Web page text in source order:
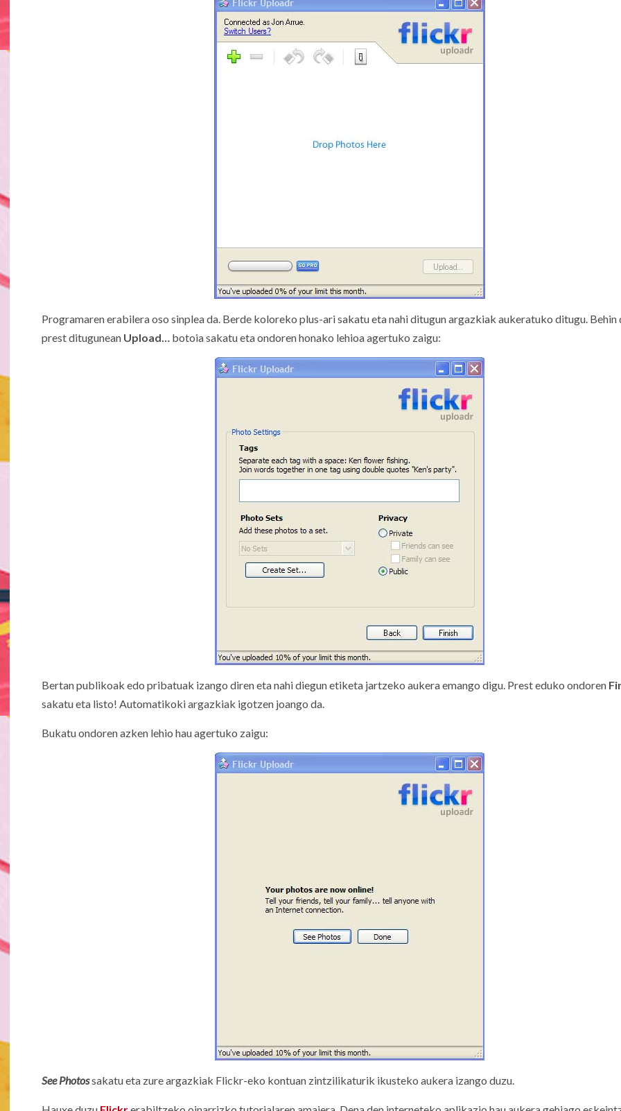
Programaren erabilera oso sinplea da. Berde koloreko plus-ari sakatu eta nahi ditugun argazkiak aukeratuko ditugu. Behin
prest ditugunean Upload… botoia sakatu eta ondoren honako lehioa agertuko zaigu:
Bertan publikoak edo pribatuak izango diren eta nahi diegun etiketa jartzeko aukera emango digu. Prest eduko ondoren
sakatu eta listo! Automatikoki argazkiak igotzen joango da.
Bukatu ondoren azken lehio hau agertuko zaigu:
See Photossakatu eta zure argazkiak Flickr-eko kontuan zintzilikaturik ikusteko aukera izango duzu.